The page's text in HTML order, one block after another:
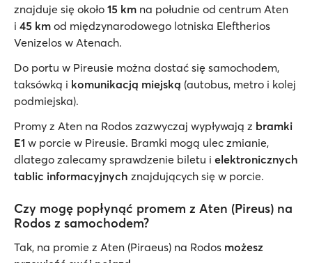
znajduje się około 15 km na południe od centrum Aten
i 45 km od międzynarodowego lotniska Eleftherios
Venizelos w Atenach.
Do portu w Pireusie można dostać się samochodem,
taksówką i komunikacją miejską (autobus, metro i kolej
podmiejska).
Promy z Aten na Rodos zazwyczaj wypływają z bramki
E1 w porcie w Pireusie. Bramki mogą ulec zmianie,
dlatego zalecamy sprawdzenie biletu i elektronicznych
tablic informacyjnych znajdujących się w porcie.
Czy mogę popłynąć promem z Aten (Pireus) na
Rodos z samochodem?
Tak, na promie z Aten (Piraeus) na Rodos możesz